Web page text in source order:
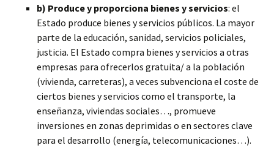
b) Produce y proporciona bienes y servicios: el
Estado produce bienes y servicios públicos. La mayor
parte de la educación, sanidad, servicios policiales,
justicia. El Estado compra bienes y servicios a otras
empresas para ofrecerlos gratuita/ a la población
(vivienda, carreteras), a veces subvenciona el coste de
ciertos bienes y servicios como el transporte, la
enseñanza, viviendas sociales…, promueve
inversiones en zonas deprimidas o en sectores clave
para el desarrollo (energía, telecomunicaciones…).